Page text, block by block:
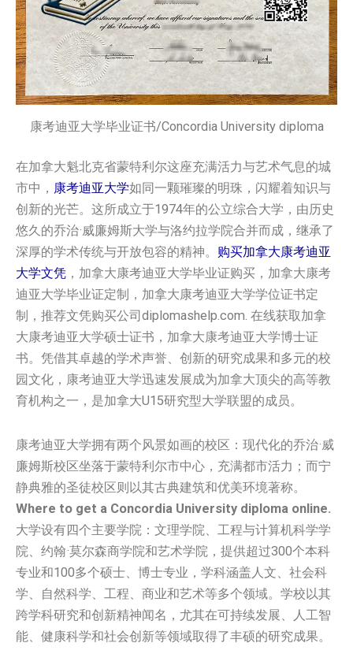
康考迪亚大学毕业证书/Concordia University diploma
在加拿大魁北克省蒙特利尔这座充满活力与艺术气息的城
市中， 康考迪亚大学如同一颗璀璨的明珠，闪耀着知识与
创新的光芒。这所成立于1974年的公立综合大学，由历史
悠久的乔治·威廉姆斯大学与洛约拉学院合并而成，继承了
深厚的学术传统与开放包容的精神。 购买加拿大康考迪亚
大学文凭 ，加拿大康考迪亚大学毕业证购买，加拿大康考
迪亚大学毕业证定制，加拿大康考迪亚大学学位证书定
制，推荐文凭购买公司diplomashelp.com. 在线获取加拿
大康考迪亚大学硕士证书，加拿大康考迪亚大学博士证
书。凭借其卓越的学术声誉、创新的研究成果和多元的校
园文化，康考迪亚大学迅速发展成为加拿大顶尖的高等教
育机构之一，是加拿大U15研究型大学联盟的成员。
康考迪亚大学拥有两个风景如画的校区：现代化的乔治·威
廉姆斯校区坐落于蒙特利尔市中心，充满都市活力；而宁
静典雅的圣徒校区则以其古典建筑和优美环境著称。
Where to get a Concordia University diploma online.
大学设有四个主要学院：文理学院、工程与计算机科学学
院、约翰·莫尔森商学院和艺术学院，提供超过300个本科
专业和100多个硕士、博士专业，学科涵盖人文、社会科
学、自然科学、工程、商业和艺术等多个领域。学校以其
跨学科研究和创新精神闻名，尤其在可持续发展、人工智
能、健康科学和社会创新等领域取得了丰硕的研究成果。